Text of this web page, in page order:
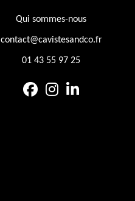
Qui sommes-nous
contact@cavistesandco.fr
01 43 55 97 25